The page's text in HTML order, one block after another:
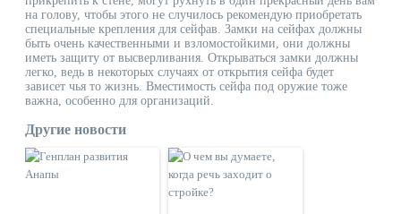
на голову, чтобы этого не случилось рекомендую приобретать
специальные крепления для сейфав. Замки на сейфах должны
быть очень качественными и взломостойкими, они должны
иметь защиту от высверливания. Открываться замки должны
легко, ведь в некоторых случаях от открытия сейфа будет
зависет чья то жизнь. Вместимость сейфа под оружие тоже
важна, особенно для организаций.
Другие новости